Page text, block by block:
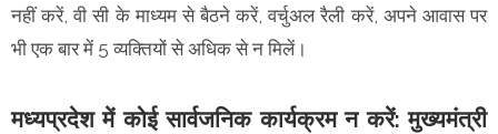
नहीं करें, वी सी के माध्यम से बैठने करें, वर्चुअल रैली करें, अपने आवास पर
भी एक बार में 5 व्यक्तियों से अधिक से न मिलें।
मध्यप्रदेश में कोई सार्वजनिक कार्यक्रम न करें: मुख्यमंत्री